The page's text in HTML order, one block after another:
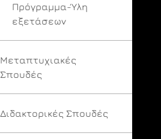
Πρόγραμμα-Ύλη
εξετάσεων
Μεταπτυχιακές
Σπουδές
Διδακτορικές Σπουδές